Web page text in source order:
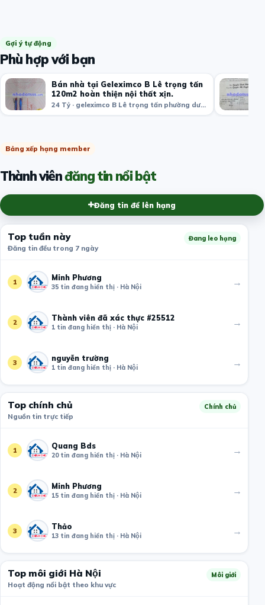
Gợi ý tự động
Phù hợp với bạn
Bán nhà tại Geleximco B Lê trọng tấn
120m2 hoàn thiện nội thất xịn.
24 Tỷ · geleximco B Lê trọng tấn phường dương nội quận hà đông hà nội
Bảng xếp hạng member
Thành viênđăng tin nổi bật
Đăng tin để lên hạng
Top tuần này
Đăng tin đều trong 7 ngày
Đang leo hạng
1 Minh Phương
35 tin đang hiển thị · Hà Nội →
2 Thành viên đã xác thực #25512
1 tin đang hiển thị · Hà Nội →
3 nguyễn trường
1 tin đang hiển thị · Hà Nội →
Top chính chủ
Nguồn tin trực tiếp
Chính chủ
1 Quang Bds
20 tin đang hiển thị · Hà Nội →
2 Minh Phương
15 tin đang hiển thị · Hà Nội →
3 Thảo
13 tin đang hiển thị · Hà Nội →
Top môi giới Hà Nội
Hoạt động nổi bật theo khu vực
Môi giới